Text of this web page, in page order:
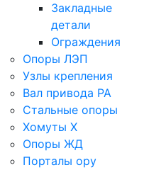
Закладные
детали
Ограждения
Опоры ЛЭП
Узлы крепления
Вал привода РА
Стальные опоры
Хомуты Х
Опоры ЖД
Порталы ору